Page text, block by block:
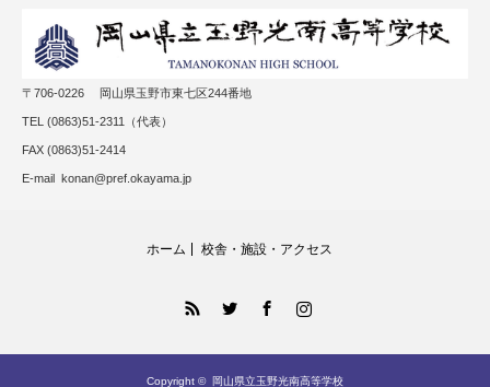
〒706-0226 岡山県玉野市東七区244番地
TEL (0863)51-2311（代表）
FAX (0863)51-2414
E-mail konan@pref.okayama.jp
ホーム 校舎・施設・アクセス
FacebookInstagram
Copyright © 岡山県立玉野光南高等学校